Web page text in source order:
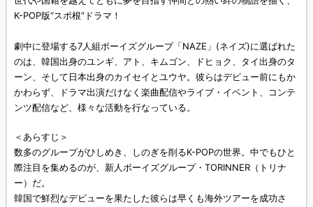
K-POP版“スポ根”ドラマ！
劇中に登場する7人組ボーイズグループ「NAZE」(ネイズ)に選ばれた
のは、韓国出身のユンギ、アト、キムゴン、ドヒョク、タイ出身のタ
ーン、そして日本出身のカイセイとユウヤ。彼らはデビュー前にもか
かわらず、ドラマ出演だけなく楽曲配信やライブ・イベント、コンテ
ンツ配信など、様々な活動を行なっている。
＜あらすじ＞
数多のグループがひしめき、しのぎを削るK-POPの世界。中でもひと
際注目を集めるのが、新人ボーイズグループ・TORINNER（トリナ
ー）だ。
韓国で鮮烈なデビューを果たした彼らは早くも海外ツアーを成功さ